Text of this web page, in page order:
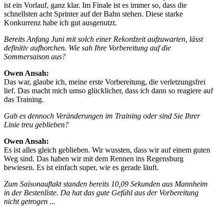
ist ein Vorlauf, ganz klar. Im Finale ist es immer so, dass die
schnellsten acht Sprinter auf der Bahn stehen. Diese starke
Konkurrenz habe ich gut ausgenutzt.
Bereits Anfang Juni mit solch einer Rekordzeit aufzuwarten, lässt
definitiv aufhorchen. Wie sah Ihre Vorbereitung auf die
Sommersaison aus?
Owen Ansah:
Das war, glaube ich, meine erste Vorbereitung, die verletzungsfrei
lief. Das macht mich umso glücklicher, dass ich dann so reagiere auf
das Training.
Gab es dennoch Veränderungen im Training oder sind Sie Ihrer
Linie treu geblieben?
Owen Ansah:
Es ist alles gleich geblieben. Wir wussten, dass wir auf einem guten
Weg sind. Das haben wir mit dem Rennen ins Regensburg
bewiesen. Es ist einfach super, wie es gerade läuft.
Zum Saisonauftakt standen bereits 10,09 Sekunden aus Mannheim
in der Bestenliste. Da hat das gute Gefühl aus der Vorbereitung
nicht getrogen ...